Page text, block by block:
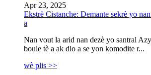
Apr 23, 2025
Ekstrè Cistanche: Demante sekrè yo
a
Nan vout la arid nan dezè yo santral
boule tè a ak dlo a se yon komodite r...
wè plis >>